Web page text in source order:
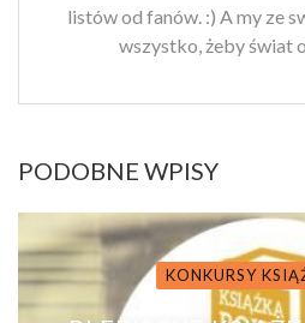
listów od fanów. :) A my ze
wszystko, żeby świat o
PODOBNE WPISY
KONKURSY